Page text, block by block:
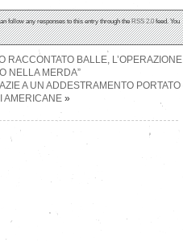
follow any responses to this entry through theRSS 2.0feed. You
RACCONTATO BALLE, L’OPERAZIONE
NELLA MERDA”
A UN ADDESTRAMENTO PORTATO
AMERICANE»